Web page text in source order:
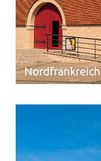
Nordfrankreich